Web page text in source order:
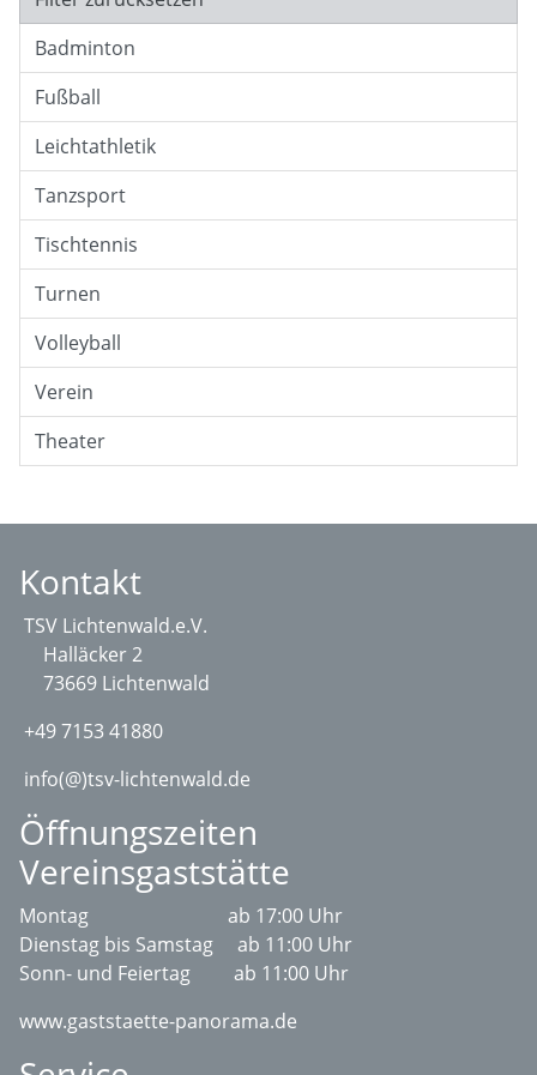
Badminton
Fußball
Leichtathletik
Tanzsport
Tischtennis
Turnen
Volleyball
Verein
Theater
Kontakt
TSV Lichtenwald.e.V.
Halläcker 2
73669 Lichtenwald
+49 7153 41880
info(@)tsv-lichtenwald.de
Öffnungszeiten
Vereinsgaststätte
Montag ab 17:00 Uhr
Dienstag bis Samstag ab 11:00 Uhr
Sonn- und Feiertag ab 11:00 Uhr
www.gaststaette-panorama.de